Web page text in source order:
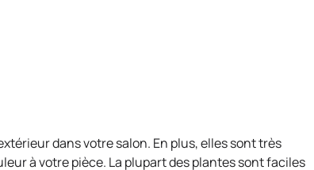
dans votre salon. En plus, elles sont très
à votre pièce. La plupart des plantes sont faciles